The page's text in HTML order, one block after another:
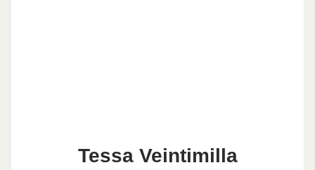
Tessa Veintimilla